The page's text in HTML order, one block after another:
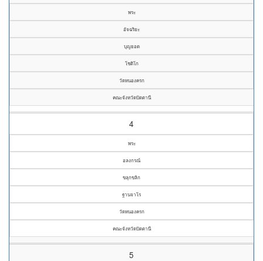
พระ
อัจฉริยะ
บุญยอด
โชติโก
วัดหนองครก
คณะจังหวัดปัตตานี
4
พระ
อลงกรณ์
ขลุกขลิก
ฐานจาโร
วัดหนองครก
คณะจังหวัดปัตตานี
5